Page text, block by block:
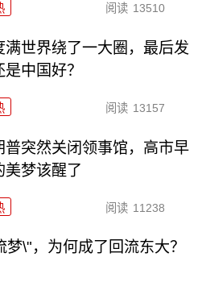
阅读 13510
满世界绕了一大圈，最后发
是中国好？
阅读 13157
普突然关闭领事馆，高市早
美梦该醒了
阅读 11238
\"，为何成了回流东大？